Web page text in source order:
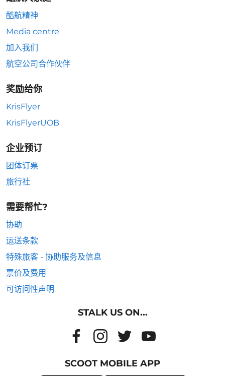
酷航精神
Media centre
加入我们
航空公司合作伙伴
奖励给你
KrisFlyer
KrisFlyerUOB
企业预订
团体订票
旅行社
需要帮忙?
协助
运送条款
特殊旅客 - 协助服务及信息
票价及费用
可访问性声明
STALK US ON...
SCOOT MOBILE APP